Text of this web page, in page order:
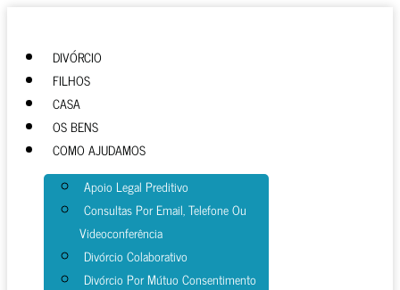
DIVÓRCIO
FILHOS
CASA
OS BENS
COMO AJUDAMOS
Apoio Legal Preditivo
Consultas Por Email, Telefone Ou
Videoconferência
Divórcio Colaborativo
Divórcio Por Mútuo Consentimento